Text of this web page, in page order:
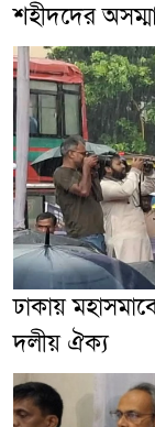
শহীদদের
ঢাকায়
দলীয় ঐক্য